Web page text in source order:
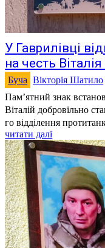
У Гаврилівці
на честь
Буча Вікторія Шатило
Пам’ятний знак
Віталій добровільно
го відділення
читати далі